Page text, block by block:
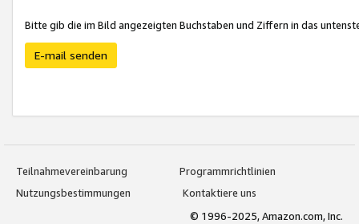
Bitte gib die im Bild angezeigten Buchstaben und Ziffern in das
E-mail senden
Teilnahmevereinbarung
Programmrichtlinien
Nutzungsbestimmungen
Kontaktiere uns
© 1996-2025, Amazon.com, Inc.